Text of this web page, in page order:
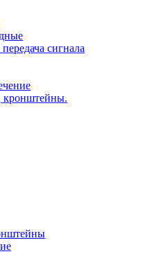
сигнала
кронштейны.